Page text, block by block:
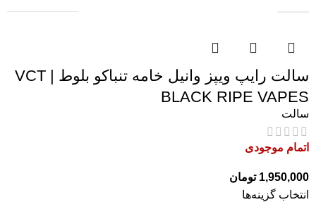
سالت رایپ ویپز وانیل خامه تنباکو بلوط | VCT
BLACK RIPE VAPES
سالت
اتمام موجودی
1,950,000 تومان
انتخاب گزینه‌ها